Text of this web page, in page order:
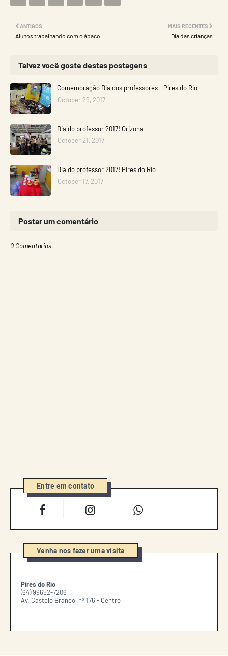
MAIS RECENTES
Dia das crianças
ANTIGOS
Alunos trabalhando com o ábaco
Talvez você goste destas postagens
Comemoração Dia dos professores - Pires do Rio
October 29, 2017
Dia do professor 2017! Orizona
October 21, 2017
Dia do professor 2017! Pires do Rio
October 17, 2017
Postar um comentário
0 Comentários
Entre em contato
Venha nos fazer uma visita
Pires do Rio
(64) 99652-7206
Av. Castelo Branco, nº 176 - Centro